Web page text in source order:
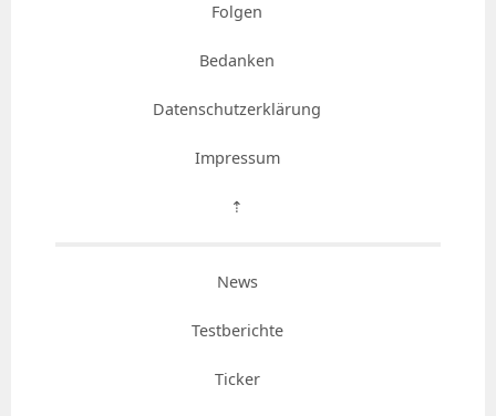
Folgen
Bedanken
Datenschutzerklärung
Impressum
⇡
News
Testberichte
Ticker